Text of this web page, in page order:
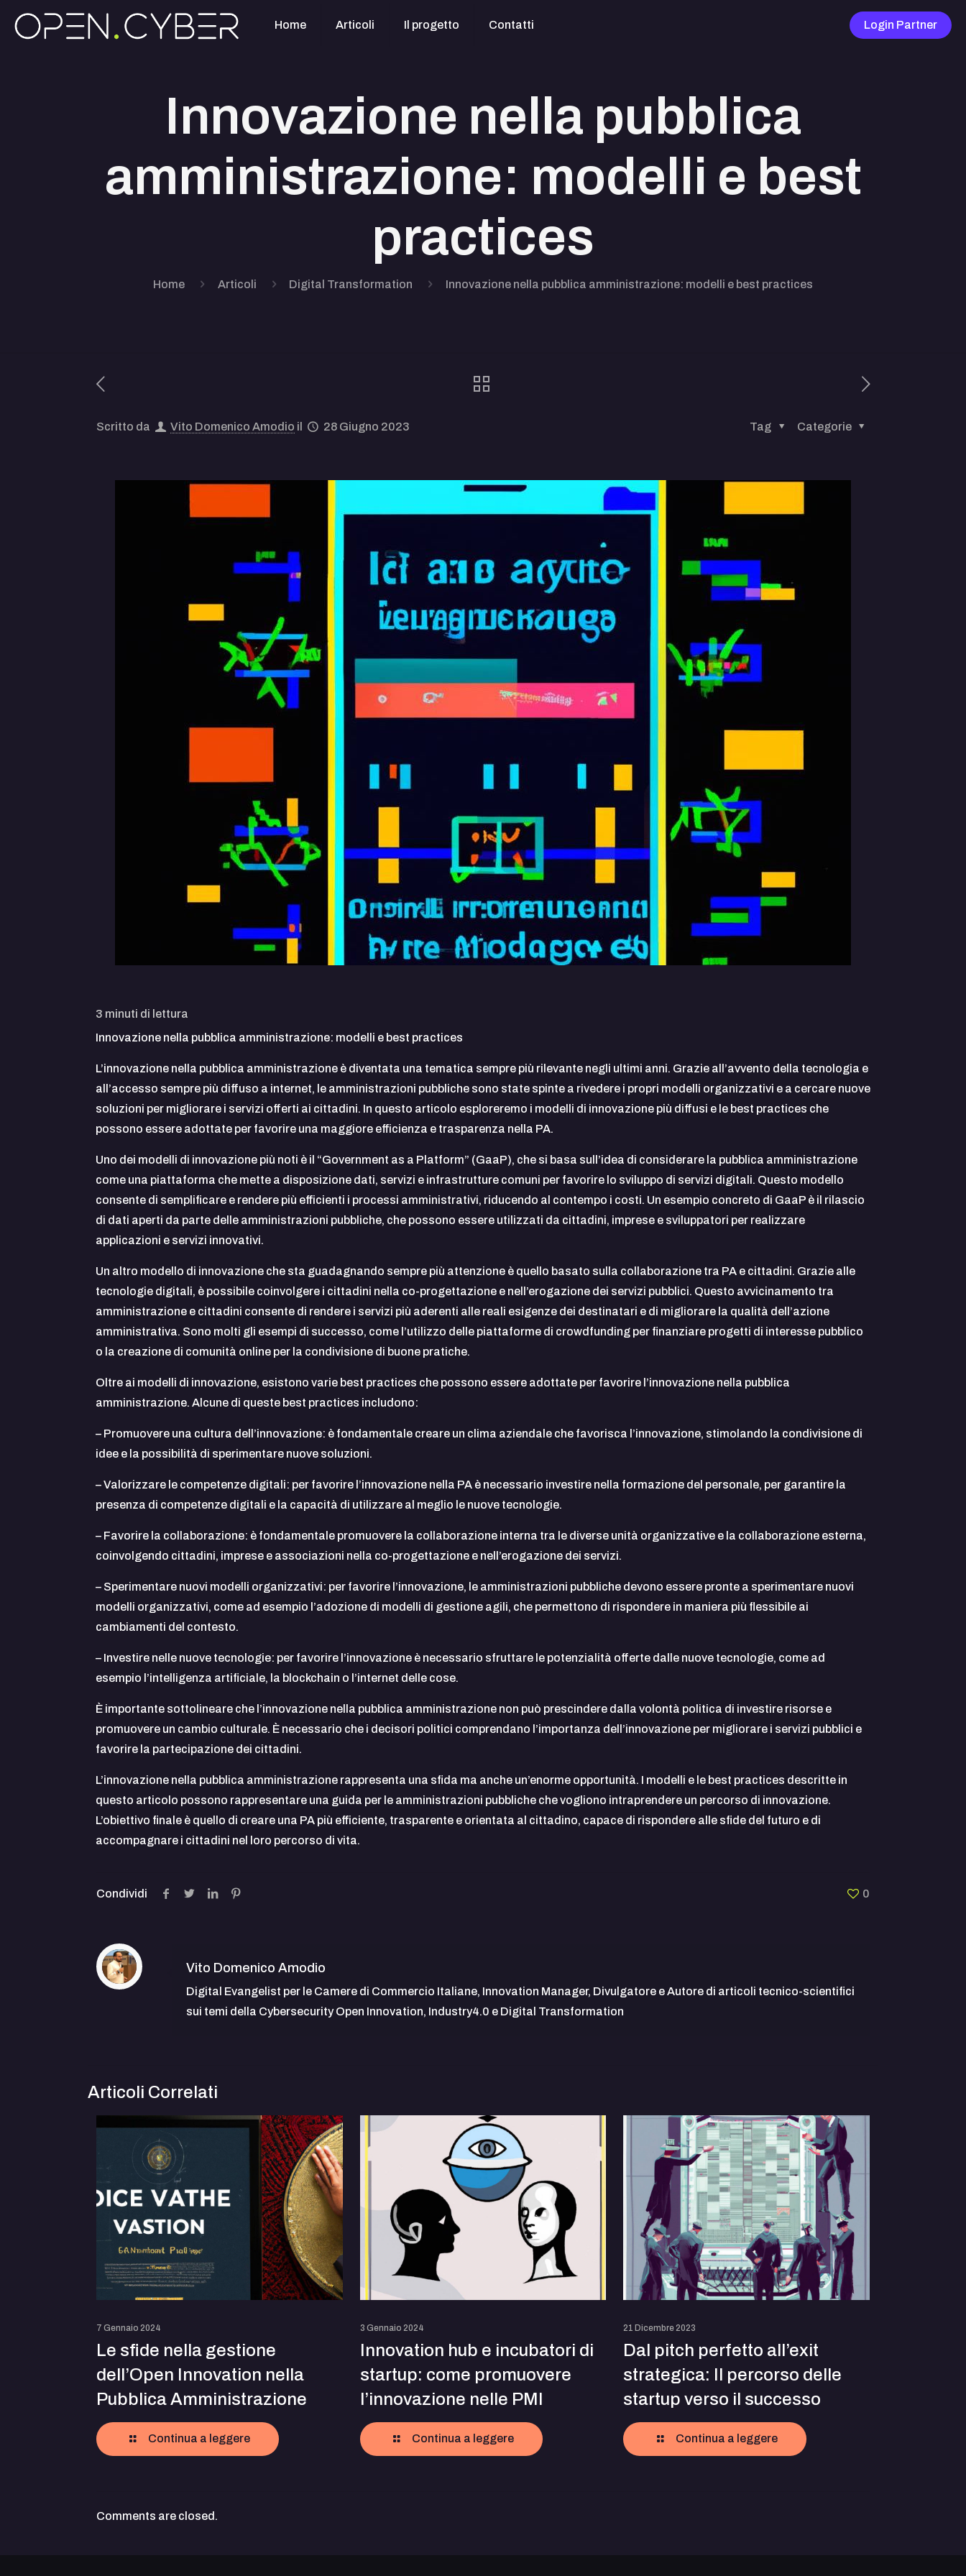
Home Articoli Il progetto Contatti Login Partner
Innovazione nella pubblica
amministrazione: modelli e best
practices
Home Articoli Digital Transformation Innovazione nella pubblica amministrazione: modelli e best practices
Scritto da Vito Domenico Amodio il 28 Giugno 2023 Categorie
Tag
3 minuti di lettura
Innovazione nella pubblica amministrazione: modelli e best practices
L’innovazione nella pubblica amministrazione è diventata una tematica sempre più rilevante negli ultimi anni. Grazie all’avvento della tecnologia e
all’accesso sempre più diffuso a internet, le amministrazioni pubbliche sono state spinte a rivedere i propri modelli organizzativi e a cercare nuove
soluzioni per migliorare i servizi offerti ai cittadini. In questo articolo esploreremo i modelli di innovazione più diffusi e le best practices che
possono essere adottate per favorire una maggiore efficienza e trasparenza nella PA.
Uno dei modelli di innovazione più noti è il “Government as a Platform” (GaaP), che si basa sull’idea di considerare la pubblica amministrazione
come una piattaforma che mette a disposizione dati, servizi e infrastrutture comuni per favorire lo sviluppo di servizi digitali. Questo modello
consente di semplificare e rendere più efficienti i processi amministrativi, riducendo al contempo i costi. Un esempio concreto di GaaP è il rilascio
di dati aperti da parte delle amministrazioni pubbliche, che possono essere utilizzati da cittadini, imprese e sviluppatori per realizzare
applicazioni e servizi innovativi.
Un altro modello di innovazione che sta guadagnando sempre più attenzione è quello basato sulla collaborazione tra PA e cittadini. Grazie alle
tecnologie digitali, è possibile coinvolgere i cittadini nella co-progettazione e nell’erogazione dei servizi pubblici. Questo avvicinamento tra
amministrazione e cittadini consente di rendere i servizi più aderenti alle reali esigenze dei destinatari e di migliorare la qualità dell’azione
amministrativa. Sono molti gli esempi di successo, come l’utilizzo delle piattaforme di crowdfunding per finanziare progetti di interesse pubblico
o la creazione di comunità online per la condivisione di buone pratiche.
Oltre ai modelli di innovazione, esistono varie best practices che possono essere adottate per favorire l’innovazione nella pubblica
amministrazione. Alcune di queste best practices includono:
– Promuovere una cultura dell’innovazione: è fondamentale creare un clima aziendale che favorisca l’innovazione, stimolando la condivisione di
idee e la possibilità di sperimentare nuove soluzioni.
– Valorizzare le competenze digitali: per favorire l’innovazione nella PA è necessario investire nella formazione del personale, per garantire la
presenza di competenze digitali e la capacità di utilizzare al meglio le nuove tecnologie.
– Favorire la collaborazione: è fondamentale promuovere la collaborazione interna tra le diverse unità organizzative e la collaborazione esterna,
coinvolgendo cittadini, imprese e associazioni nella co-progettazione e nell’erogazione dei servizi.
– Sperimentare nuovi modelli organizzativi: per favorire l’innovazione, le amministrazioni pubbliche devono essere pronte a sperimentare nuovi
modelli organizzativi, come ad esempio l’adozione di modelli di gestione agili, che permettono di rispondere in maniera più flessibile ai
cambiamenti del contesto.
– Investire nelle nuove tecnologie: per favorire l’innovazione è necessario sfruttare le potenzialità offerte dalle nuove tecnologie, come ad
esempio l’intelligenza artificiale, la blockchain o l’internet delle cose.
È importante sottolineare che l’innovazione nella pubblica amministrazione non può prescindere dalla volontà politica di investire risorse e
promuovere un cambio culturale. È necessario che i decisori politici comprendano l’importanza dell’innovazione per migliorare i servizi pubblici e
favorire la partecipazione dei cittadini.
L’innovazione nella pubblica amministrazione rappresenta una sfida ma anche un’enorme opportunità. I modelli e le best practices descritte in
questo articolo possono rappresentare una guida per le amministrazioni pubbliche che vogliono intraprendere un percorso di innovazione.
L’obiettivo finale è quello di creare una PA più efficiente, trasparente e orientata al cittadino, capace di rispondere alle sfide del futuro e di
accompagnare i cittadini nel loro percorso di vita.
Condividi 0
Vito Domenico Amodio
Digital Evangelist per le Camere di Commercio Italiane, Innovation Manager, Divulgatore e Autore di articoli tecnico-scientifici
sui temi della Cybersecurity Open Innovation, Industry4.0 e Digital Transformation
Articoli Correlati
7 Gennaio 2024
Le sfide nella gestione
dell’Open Innovation nella
Pubblica Amministrazione
Continua a leggere
3 Gennaio 2024
Innovation hub e incubatori di
startup: come promuovere
l’innovazione nelle PMI
Continua a leggere
21 Dicembre 2023
Dal pitch perfetto all’exit
strategica: Il percorso delle
startup verso il successo
Continua a leggere
Comments are closed.